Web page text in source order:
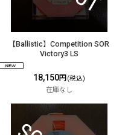
【Ballistic】Competition SOR
Victory3 LS
18,150円 (税込)
在庫なし